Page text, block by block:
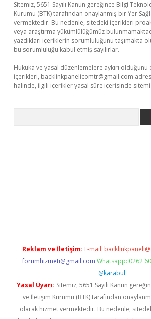
Sitemiz, 5651 Sayılı Kanun gereğince Bilgi
Kurumu (BTK) tarafından onaylanmış bir Yer
vermektedir. Bu nedenle, sitedeki içerikleri
veya araştırma yükümlülüğümüz
yazdıkları içeriklerin sorumluluğunu taşımakta
bu sorumluluğu kabul etmiş sayılırlar.
Hukuka ve yasal düzenlemelere aykırı
içerikleri, backlinkpanelicomtr@gmail.com
halinde, ilgili içerikler yasal süre içerisinde
Reklam ve İletişim: E-mail:
forumhizmeti@gmail.com Whatsapp: 0262
@karabul
Yasal Uyarı: Sitemiz, 5651 Sayılı Kanun
ve İletişim Kurumu (BTK) tarafından
olarak hizmet vermektedir. Bu nedenle,